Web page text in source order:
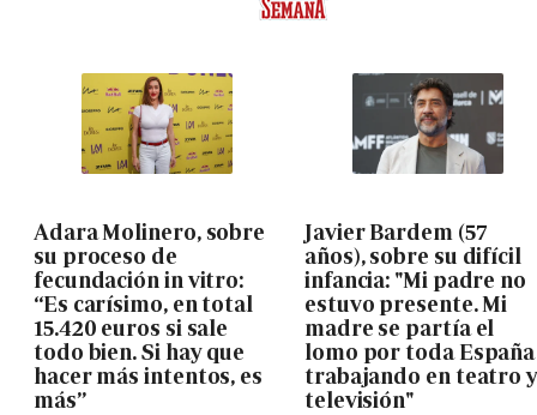
Adara Molinero, sobre
su proceso de
fecundación in vitro:
“Es carísimo, en total
15.420 euros si sale
todo bien. Si hay que
hacer más intentos, es
más”
Javier Bardem (57
años), sobre su difícil
infancia: "Mi padre no
estuvo presente. Mi
madre se partía el
lomo por toda España
trabajando en teatro
televisión"